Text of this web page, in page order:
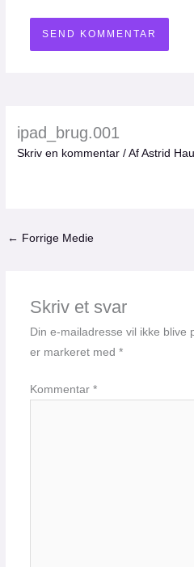
ipad_brug.001
Skriv en kommentar / AfAstrid
← Forrige Medie
Skriv et svar
Din e-mailadresse vil ikke blive
er markeret med *
Kommentar *